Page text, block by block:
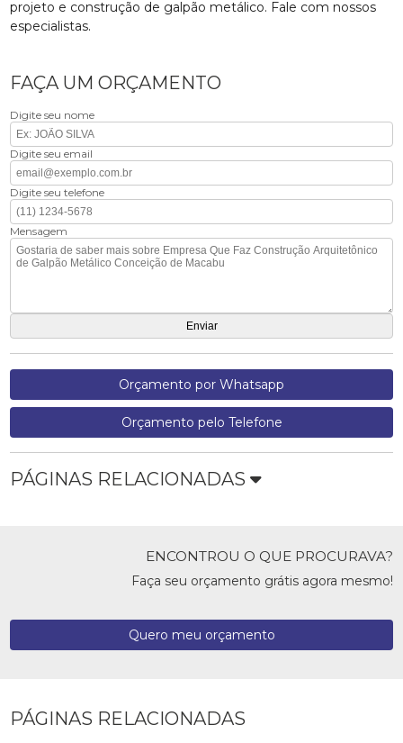
projeto e construção de galpão metálico. Fale com nossos
especialistas.
FAÇA UM ORÇAMENTO
Digite seu nome
Digite seu email
Digite seu telefone
Mensagem
Orçamento por Whatsapp
Orçamento pelo Telefone
PÁGINAS RELACIONADAS
ENCONTROU O QUE PROCURAVA?
Faça seu orçamento grátis agora mesmo!
Quero meu orçamento
PÁGINAS RELACIONADAS